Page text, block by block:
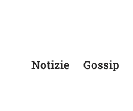
Notizie Gossip